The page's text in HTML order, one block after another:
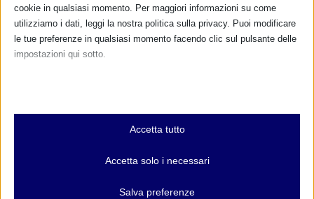
cookie in qualsiasi momento. Per maggiori informazioni su come
utilizziamo i dati, leggi la nostra politica sulla privacy. Puoi modificare
le tue preferenze in qualsiasi momento facendo clic sul pulsante delle
impostazioni qui sotto.
Essenziali
I cookie e i servizi essenziali abilitano le funzioni di base e sono
e servizi non richiedono il consenso dell'utente secondo il GDPR.
Accetta tutto
Accetta solo i necessari
Salva preferenze